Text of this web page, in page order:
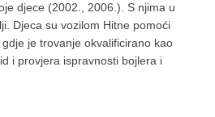
djece (2002., 2006.). S njima u
Djeca su vozilom Hitne pomoći
je trovanje okvalificirano kao
i provjera ispravnosti bojlera i